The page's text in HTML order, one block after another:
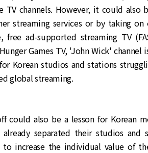
TV channels. However, it could also
streaming services or by taking
free ad-supported streaming TV
Games TV, 'John Wick'
Korean studios and stations
global streaming.
could also be a lesson for Korean
already separated their studios
to increase the individual value of